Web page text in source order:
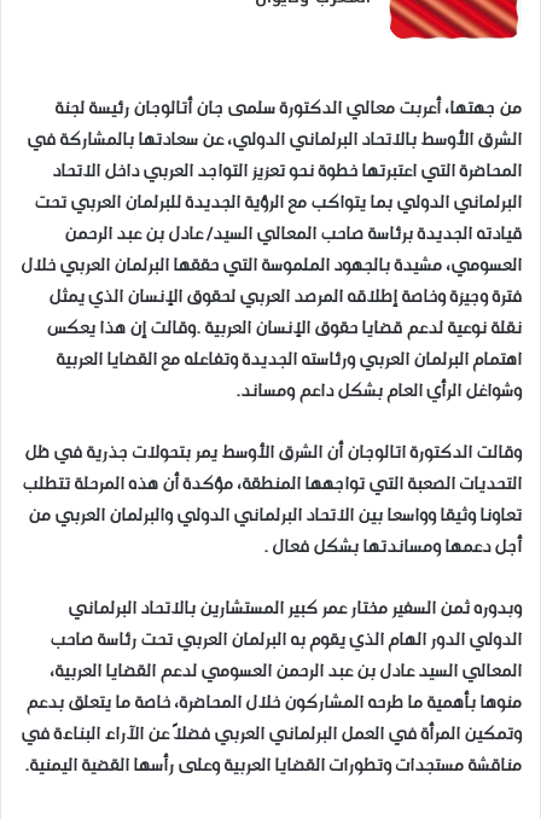
من جهتها، أعربت معالي الدكتورة سلمى جان أتالوجان رئيسة لجنة
الشرق الأوسط بالاتحاد البرلماني الدولي، عن سعادتها بالمشاركة في
المحاضرة التي اعتبرتها خطوة نحو تعزيز التواجد العربي داخل الاتحاد
البرلماني الدولي بما يتواكب مع الرؤية الجديدة للبرلمان العربي تحت
قيادته الجديدة برئاسة صاحب المعالي السيد/ عادل بن عبد الرحمن
العسومي، مشيدة بالجهود الملموسة التي حققها البرلمان العربي خلال
فترة وجيزة وخاصة إطلاقه المرصد العربي لحقوق الإنسان الذي يمثل
نقلة نوعية لدعم قضايا حقوق الإنسان العربية .وقالت إن هذا يعكس
اهتمام البرلمان العربي ورئاسته الجديدة وتفاعله مع القضايا العربية
وشواغل الرأي العام بشكل داعم ومساند.
وقالت الدكتورة اتالوجان أن الشرق الأوسط يمر بتحولات جذرية في ظل
التحديات الصعبة التي تواجهها المنطقة، مؤكدة أن هذه المرحلة تتطلب
تعاونا وثيقا وواسعا بين الاتحاد البرلماني الدولي والبرلمان العربي من
أجل دعمها ومساندتها بشكل فعال .
وبدوره ثمن السفير مختار عمر كبير المستشارين بالاتحاد البرلماني
الدولي الدور الهام الذي يقوم به البرلمان العربي تحت رئاسة صاحب
المعالي السيد عادل بن عبد الرحمن العسومي لدعم القضايا العربية،
منوها بأهمية ما طرحه المشاركون خلال المحاضرة، خاصة ما يتعلق بدعم
وتمكين المرأة في العمل البرلماني العربي فضلاً عن الآراء البناءة في
مناقشة مستجدات وتطورات القضايا العربية وعلى رأسها القضية اليمنية.